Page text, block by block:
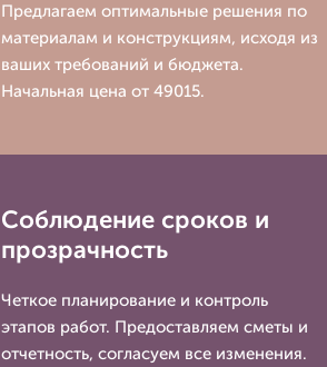
Предлагаем оптимальные решения по
материалам и конструкциям, исходя из
ваших требований и бюджета.
Начальная цена от 49015.
Соблюдение сроков и
прозрачность
Четкое планирование и контроль
этапов работ. Предоставляем сметы и
отчетность, согласуем все изменения.